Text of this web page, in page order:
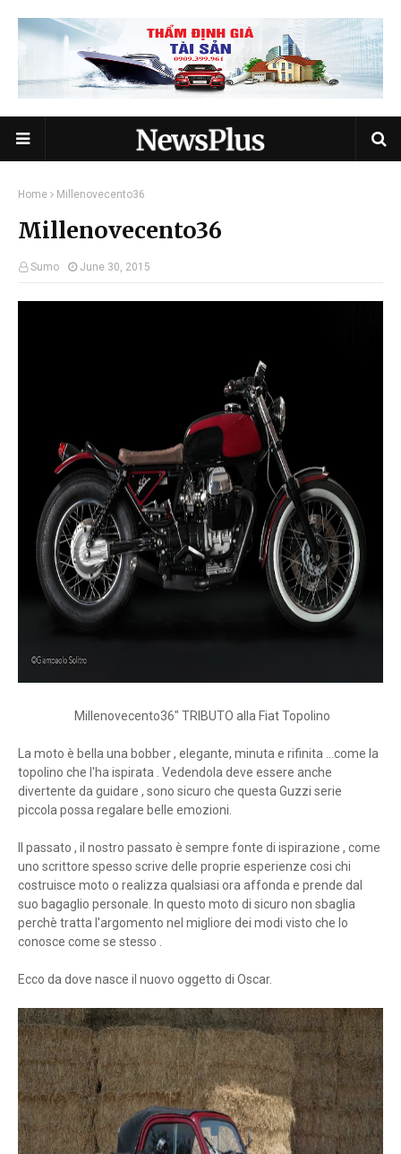
Home Millenovecento36
Millenovecento36
Sumo June 30, 2015
Millenovecento36″ TRIBUTO alla Fiat Topolino
La moto è bella una bobber , elegante, minuta e rifinita ...come la
topolino che l'ha ispirata . Vedendola deve essere anche
divertente da guidare , sono sicuro che questa Guzzi serie
piccola possa regalare belle emozioni.
Il passato , il nostro passato è sempre fonte di ispirazione , come
uno scrittore spesso scrive delle proprie esperienze cosi chi
costruisce moto o realizza qualsiasi ora affonda e prende dal
suo bagaglio personale. In questo moto di sicuro non sbaglia
perchè tratta l'argomento nel migliore dei modi visto che lo
conosce come se stesso .
Ecco da dove nasce il nuovo oggetto di Oscar.